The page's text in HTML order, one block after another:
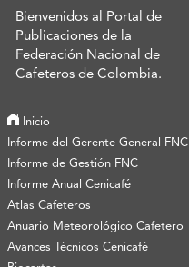
Bienvenidos al Portal de
Publicaciones de la
Federación Nacional de
Cafeteros de Colombia.
Inicio
Informe del Gerente General FNC
Informe de Gestión FNC
Informe Anual Cenicafé
Atlas Cafeteros
Anuario Meteorológico Cafetero
Avances Técnicos Cenicafé